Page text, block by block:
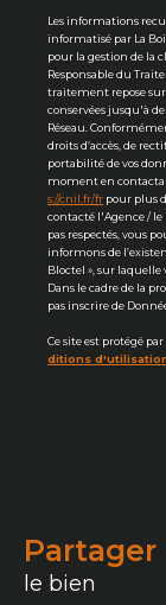
Les informations
informatisé par La
pour la gestion de la
Responsable du
traitement repose
conservées jusqu'à
Réseau.
droits d’accès, de
portabilité de vos
moment en
s://cnil.fr/fr pour plus
contacté l'Agence / le
pas respectés, vous
informons de
Bloctel », sur laquelle
Dans le cadre de la
pas inscrire de
Ce site est protégé par
ditions
partager
le bien